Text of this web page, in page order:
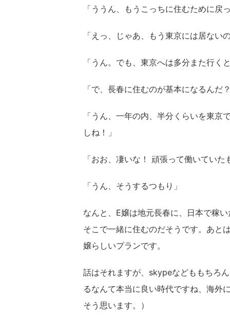
「ううん、もうこっちに住むために戻
「えっ、じゃあ、もう東京には居ない
「うん。でも、東京へは多分また行
「で、長春に住むのが基本になるんだ
「うん、一年の内、半分くらいを東
しね！」
「おお、凄いな！ 頑張って働いてい
「うん、そうするつもり」
なんと、E嬢は地元長春に、日本で稼
そこで一緒に住むのだそうです。あと
嬢らしいプランです。
話はそれますが、skypeなどももちろ
るなんて本当に良い時代ですね、海外
そう思います。）